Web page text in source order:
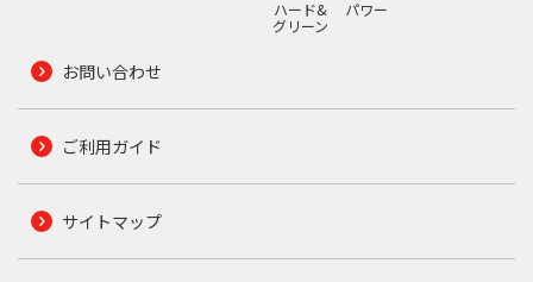
ハード&
グリーン
パワー
お問い合わせ
ご利用ガイド
サイトマップ